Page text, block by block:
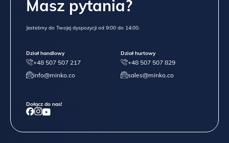
Masz pytania?
Jesteśmy do Twojej dyspozycji od 9:00 do 14:00.
Dział handlowy
+48 507 507 217
info@minko.co
Dział hurtowy
+48 507 507 829
sales@minko.co
Dołącz do nas!